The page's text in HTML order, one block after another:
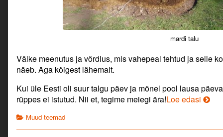
mardi talu
Väike meenutus ja võrdlus, mis vahepeal tehtud ja selle
näeb. Aga kõigest lähemalt.
Kui üle Eesti oli suur talgu päev ja mõnel pool lausa
rüppes ei istutud. Nii et, tegime meiegi ära!Loe edasi
Categories
Muud teemad